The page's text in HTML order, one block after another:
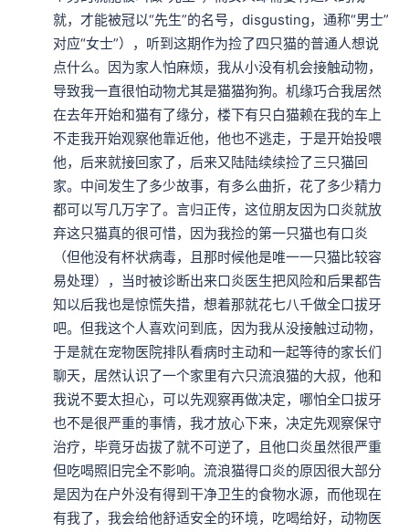
就，才能被冠以“先生”的名号，disgusting，通称“男士”
对应“女士”），听到这期作为捡了四只猫的普通人想说
点什么。因为家人怕麻烦，我从小没有机会接触动物，
导致我一直很怕动物尤其是猫猫狗狗。机缘巧合我居然
在去年开始和猫有了缘分，楼下有只白猫赖在我的车上
不走我开始观察他靠近他，他也不逃走，于是开始投喂
他，后来就接回家了，后来又陆陆续续捡了三只猫回
家。中间发生了多少故事，有多么曲折，花了多少精力
都可以写几万字了。言归正传，这位朋友因为口炎就放
弃这只猫真的很可惜，因为我捡的第一只猫也有口炎
（但他没有杯状病毒，且那时候他是唯一一只猫比较容
易处理），当时被诊断出来口炎医生把风险和后果都告
知以后我也是惊慌失措，想着那就花七八千做全口拔牙
吧。但我这个人喜欢问到底，因为我从没接触过动物，
于是就在宠物医院排队看病时主动和一起等待的家长们
聊天，居然认识了一个家里有六只流浪猫的大叔，他和
我说不要太担心，可以先观察再做决定，哪怕全口拔牙
也不是很严重的事情，我才放心下来，决定先观察保守
治疗，毕竟牙齿拔了就不可逆了，且他口炎虽然很严重
但吃喝照旧完全不影响。流浪猫得口炎的原因很大部分
是因为在户外没有得到干净卫生的食物水源，而他现在
有我了，我会给他舒适安全的环境，吃喝给好，动物医